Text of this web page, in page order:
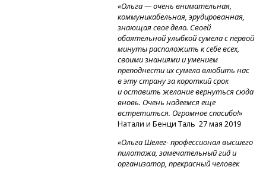
«Ольга — очень внимательная,
коммуникабельная, эрудированная,
знающая свое дело. Своей
обаятельной улыбкой сумела с первой
минуты расположить к себе всех,
своими знаниями и умением
преподнести их сумела влюбить нас
в эту страну за короткий срок
и оставить желание вернуться сюда
вновь. Очень надеемся еще
встретиться. Огромное спасибо!»
Натали и Бенци Таль 27 мая 2019
«Ольга Шелег- профессионал высшего
пилотажа, замечательный гид и
организатор, прекрасный человек